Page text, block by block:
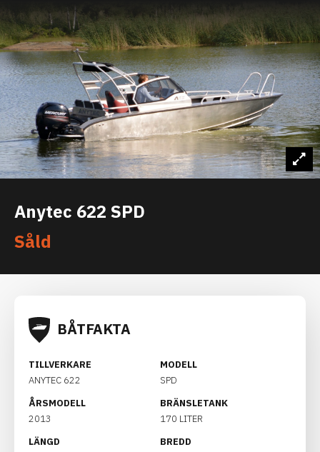
Anytec 622 SPD
Såld
BÅTFAKTA
TILLVERKARE
ANYTEC 622
MODELL
SPD
ÅRSMODELL
2013
BRÄNSLETANK
170 LITER
LÄNGD
BREDD